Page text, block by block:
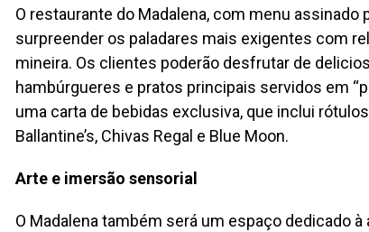
O restaurante do Madalena, com menu assinado
surpreender os paladares mais exigentes com
mineira. Os clientes poderão desfrutar de
hambúrgueres e pratos principais servidos em
uma carta de bebidas exclusiva, que inclui
Ballantine’s, Chivas Regal e Blue Moon.
Arte e imersão sensorial
O Madalena também será um espaço dedicado à